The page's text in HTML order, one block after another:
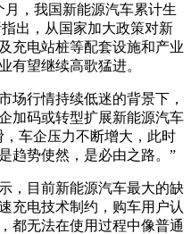
，我国新能源汽车累计生
出，从国家加大政策对新
充电站桩等配套设施和产业
有望继续高歌猛进。
行情持续低迷的背景下，
加码或转型扩展新能源汽车
车企压力不断增大，此时
趋势使然，是必由之路。”
目前新能源汽车最大的缺
充电技术制约，购车用户认
都无法在使用过程中像普通